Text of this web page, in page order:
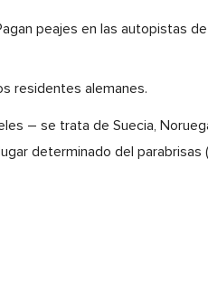
peajes en las autopistas
residentes alemanes.
– se trata de Suecia,
determinado del parabrisas